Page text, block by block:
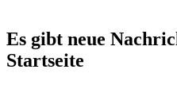
Es gibt neue
Startseite